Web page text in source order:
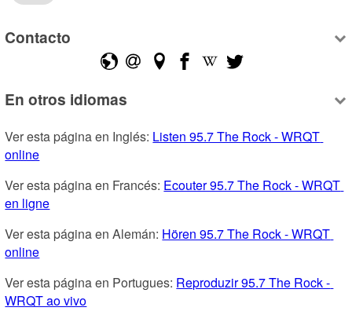
Contacto
En otros idiomas
Ver esta página en Inglés: Listen 95.7 The Rock - WRQT
online
Ver esta página en Francés: Ecouter 95.7 The Rock - WRQT
en ligne
Ver esta página en Alemán: Hören 95.7 The Rock - WRQT
online
Ver esta página en Portugues: Reproduzir 95.7 The Rock -
WRQT ao vivo